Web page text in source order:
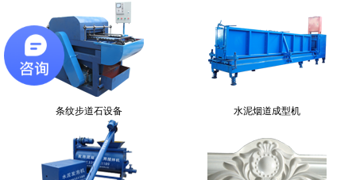
条纹步道石设备 水泥烟道成型机